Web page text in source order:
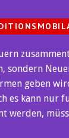
geben
es kann nur
werden,